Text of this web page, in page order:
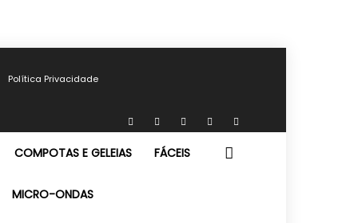
Política Privacidade
COMPOTAS E GELEIAS FÁCEIS
MICRO-ONDAS